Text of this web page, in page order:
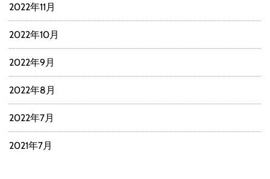
2022年11月
2022年10月
2022年9月
2022年8月
2022年7月
2021年7月